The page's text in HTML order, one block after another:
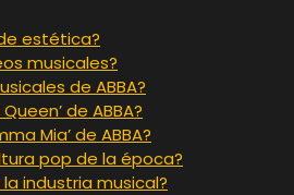
estética?
musicales?
de ABBA?
de ABBA?
Mia’ de ABBA?
pop de la época?
industria musical?